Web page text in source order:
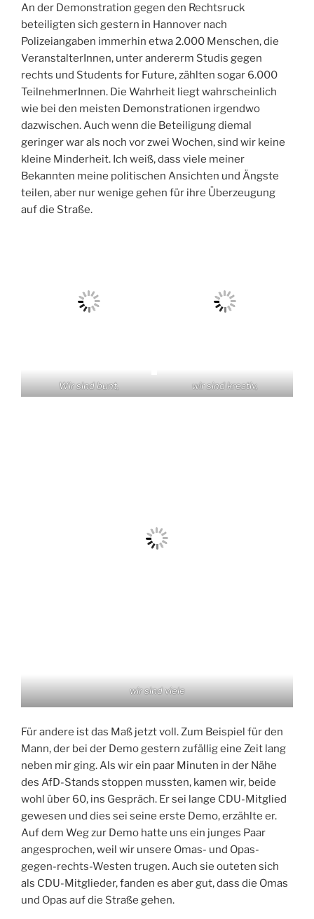
An der Demonstration gegen den Rechtsruck
beteiligten sich gestern in Hannover nach
Polizeiangaben immerhin etwa 2.000 Menschen, die
VeranstalterInnen, unter andererm Studis gegen
rechts und Students for Future, zählten sogar 6.000
TeilnehmerInnen. Die Wahrheit liegt wahrscheinlich
wie bei den meisten Demonstrationen irgendwo
dazwischen. Auch wenn die Beteiligung diemal
geringer war als noch vor zwei Wochen, sind wir keine
kleine Minderheit. Ich weiß, dass viele meiner
Bekannten meine politischen Ansichten und Ängste
teilen, aber nur wenige gehen für ihre Überzeugung
auf die Straße.
Wir sind bunt, wir sind kreativ,
wir sind viele
Für andere ist das Maß jetzt voll. Zum Beispiel für den
Mann, der bei der Demo gestern zufällig eine Zeit lang
neben mir ging. Als wir ein paar Minuten in der Nähe
des AfD-Stands stoppen mussten, kamen wir, beide
wohl über 60, ins Gespräch. Er sei lange CDU-Mitglied
gewesen und dies sei seine erste Demo, erzählte er.
Auf dem Weg zur Demo hatte uns ein junges Paar
angesprochen, weil wir unsere Omas- und Opas-
gegen-rechts-Westen trugen. Auch sie outeten sich
als CDU-Mitglieder, fanden es aber gut, dass die Omas
und Opas auf die Straße gehen.